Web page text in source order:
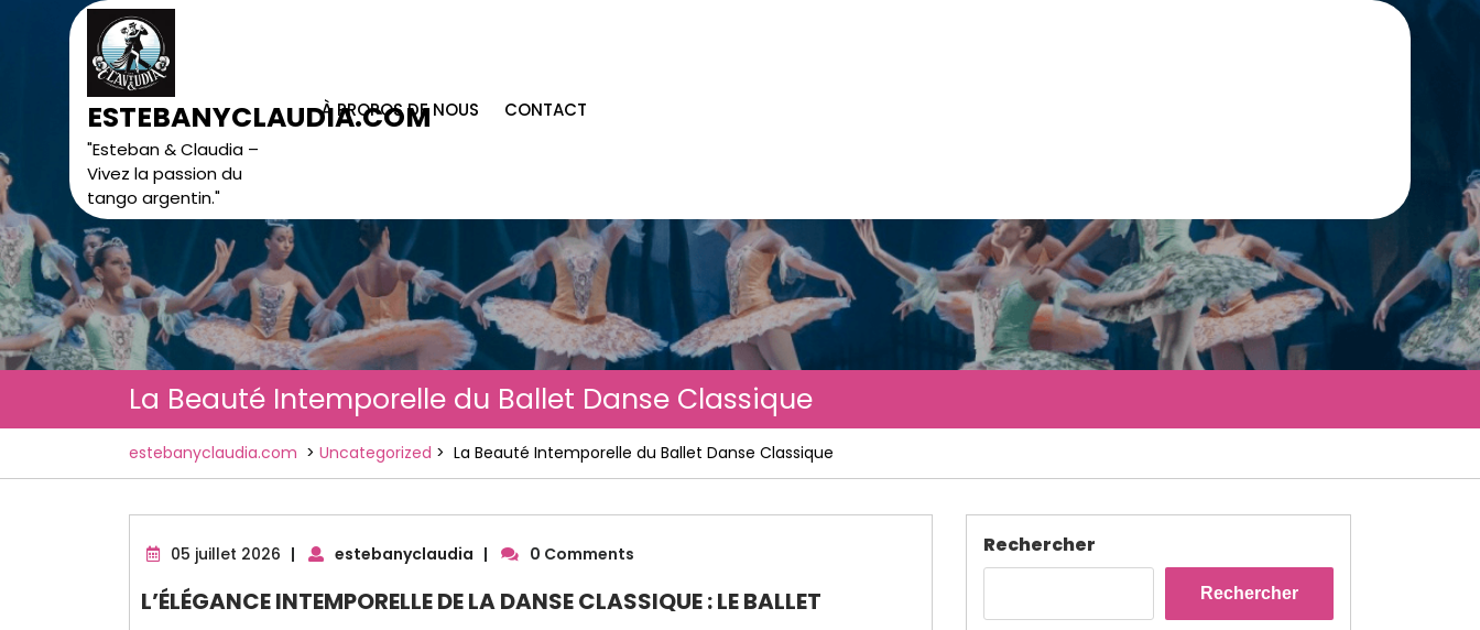
ESTEBANYCLAUDIA.COM
"Esteban & Claudia –
Vivez la passion du
tango argentin."
À PROPOS DE NOUS CONTACT
La Beauté Intemporelle du Ballet Danse Classique
estebanyclaudia.com > Uncategorized > La Beauté Intemporelle du Ballet Danse Classique
05 juillet 2026 05
2026
| estebanyclaudia | 0 Comments
L’ÉLÉGANCE INTEMPORELLE DE LA DANSE CLASSIQUE : LE BALLET
Rechercher
Rechercher